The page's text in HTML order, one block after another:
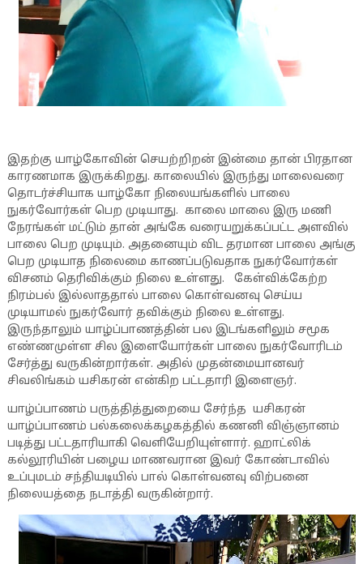
இதற்கு யாழ்கோவின் செயற்றிறன் இன்மை தான் பிரதான
காரணமாக இருக்கிறது. காலையில் இருந்து மாலைவரை
தொடர்ச்சியாக யாழ்கோ நிலையங்களில் பாலை
நுகர்வோர்கள் பெற முடியாது. காலை மாலை இரு மணி
நேரங்கள் மட்டும் தான் அங்கே வரையறுக்கப்பட்ட அளவில்
பாலை பெற முடியும். அதனையும் விட தரமான பாலை அங்கு
பெற முடியாத நிலைமை காணப்படுவதாக நுகர்வோர்கள்
விசனம் தெரிவிக்கும் நிலை உள்ளது. கேள்விக்கேற்ற
நிரம்பல் இல்லாததால் பாலை கொள்வனவு செய்ய
முடியாமல் நுகர்வோர் தவிக்கும் நிலை உள்ளது.
இருந்தாலும் யாழ்ப்பாணத்தின் பல இடங்களிலும் சமூக
எண்ணமுள்ள சில இளையோர்கள் பாலை நுகர்வோரிடம்
சேர்த்து வருகின்றார்கள். அதில் முதன்மையானவர்
சிவலிங்கம் யசிகரன் என்கிற பட்டதாரி இளைஞர்.
யாழ்ப்பாணம் பருத்தித்துறையை சேர்ந்த யசிகரன்
யாழ்ப்பாணம் பல்கலைக்கழகத்தில் கணனி விஞ்ஞானம்
படித்து பட்டதாரியாகி வெளியேறியுள்ளார். ஹாட்லிக்
கல்லூரியின் பழைய மாணவரான இவர் கோண்டாவில்
உப்புமடம் சந்தியடியில் பால் கொள்வனவு விற்பனை
நிலையத்தை நடாத்தி வருகின்றார்.